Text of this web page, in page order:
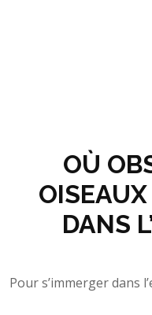
OÙ
DANS
Pour s’immerger dans